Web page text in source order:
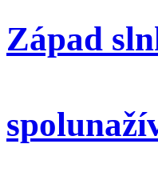
Západ